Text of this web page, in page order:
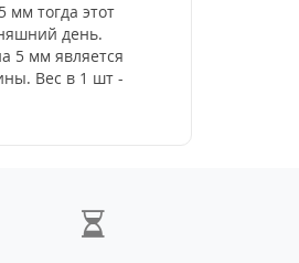
мм тогда этот
день.
5 мм является
Вес в 1 шт -